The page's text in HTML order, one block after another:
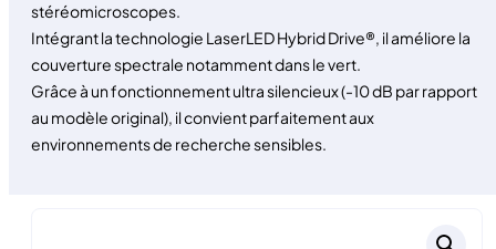
stéréomicroscopes.
Intégrant la technologie LaserLED Hybrid Drive®, il améliore la
couverture spectrale notamment dans le vert.
Grâce à un fonctionnement ultra silencieux (-10 dB par rapport
au modèle original), il convient parfaitement aux
environnements de recherche sensibles.